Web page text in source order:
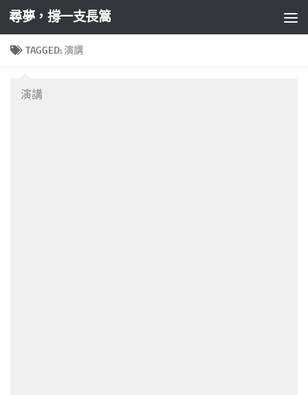
Skip to content
尋夢，撐一支長篙
TAGGED: 演講
演講